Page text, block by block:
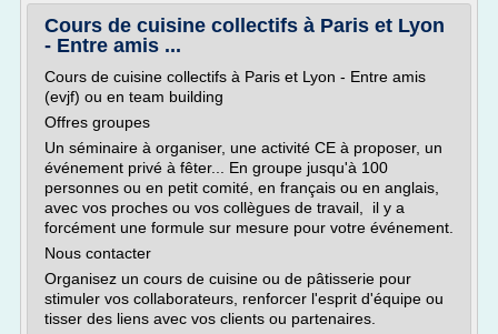
Cours de cuisine collectifs à Paris et Lyon
- Entre amis ...
Cours de cuisine collectifs à Paris et Lyon - Entre amis
(evjf) ou en team building
Offres groupes
Un séminaire à organiser, une activité CE à proposer, un
événement privé à fêter... En groupe jusqu'à 100
personnes ou en petit comité, en français ou en anglais,
avec vos proches ou vos collègues de travail, il y a
forcément une formule sur mesure pour votre événement.
Nous contacter
Organisez un cours de cuisine ou de pâtisserie pour
stimuler vos collaborateurs, renforcer l'esprit d'équipe ou
tisser des liens avec vos clients ou partenaires.